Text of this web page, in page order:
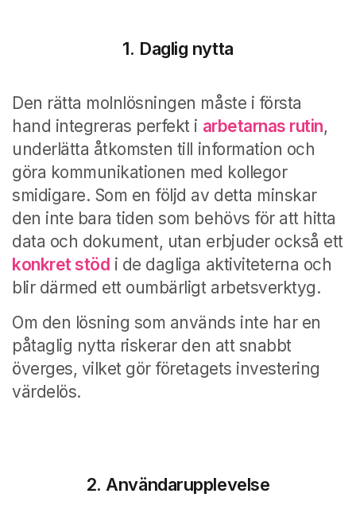
1. Daglig nytta
Den rätta molnlösningen måste i första
hand integreras perfekt i arbetarnas rutin,
underlätta åtkomsten till information och
göra kommunikationen med kollegor
smidigare. Som en följd av detta minskar
den inte bara tiden som behövs för att hitta
data och dokument, utan erbjuder också ett
konkret stöd i de dagliga aktiviteterna och
blir därmed ett oumbärligt arbetsverktyg.
Om den lösning som används inte har en
påtaglig nytta riskerar den att snabbt
överges, vilket gör företagets investering
värdelös.
2. Användarupplevelse